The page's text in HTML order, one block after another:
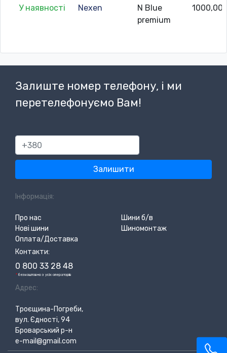
У наявності Nexen
N Blue
premium
Залиште номер телефону, і ми
перетелефонуємо Вам!
380
Залишити
Інформація:
Про нас
Шини б/в
Нові шини
Шиномонтаж
Оплата/Доставка
Контакти:
0 800 33 28 48
*безкоштовно з усіх операторів
Адрес:
Троєщина-Погреби,
вул. Єдності, 94
Броварський р-н
e-mail@gmail.com